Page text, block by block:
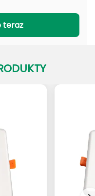
teraz